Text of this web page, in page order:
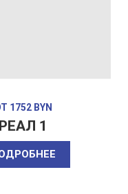
1752 BYN
РЕАЛ 1